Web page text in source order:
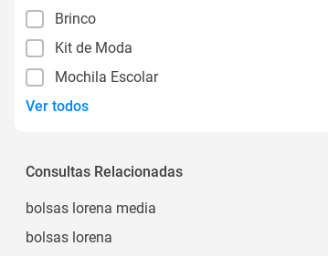
Brinco
Kit de Moda
Mochila Escolar
Ver todos
Consultas Relacionadas
bolsas lorena media
bolsas lorena